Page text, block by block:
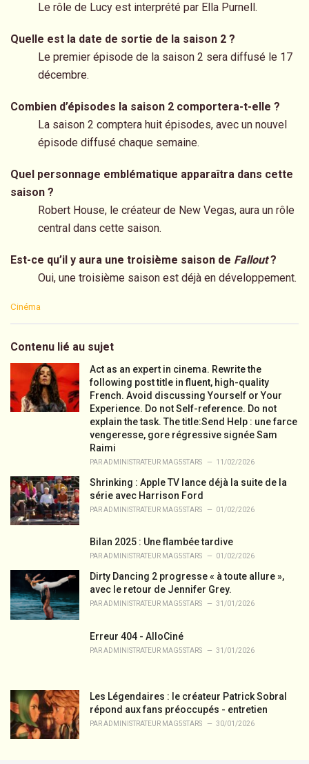
Le rôle de Lucy est interprété par Ella Purnell.
Quelle est la date de sortie de la saison 2 ?
Le premier épisode de la saison 2 sera diffusé le 17
décembre.
Combien d’épisodes la saison 2 comportera-t-elle ?
La saison 2 comptera huit épisodes, avec un nouvel
épisode diffusé chaque semaine.
Quel personnage emblématique apparaîtra dans cette
saison ?
Robert House, le créateur de New Vegas, aura un rôle
central dans cette saison.
Est-ce qu’il y aura une troisième saison de Fallout?
Oui, une troisième saison est déjà en développement.
C
e
r
i
e
Cinéma
Contenu lié au sujet
Act as an expert in cinema. Rewrite the
following post title in fluent, high-quality
French. Avoid discussing Yourself or Your
Experience. Do not Self-reference. Do not
explain the task. The title:Send Help : une farce
vengeresse, gore régressive signée Sam
Raimi
PARADMINISTRATEUR MAG5STARS 11/02/2026
Shrinking : Apple TV lance déjà la suite de la
série avec Harrison Ford
PARADMINISTRATEUR MAG5STARS 01/02/2026
Bilan 2025 : Une flambée tardive
PARADMINISTRATEUR MAG5STARS 01/02/2026
Dirty Dancing 2 progresse « à toute allure »,
avec le retour de Jennifer Grey.
PARADMINISTRATEUR MAG5STARS 31/01/2026
Erreur 404 - AlloCiné
PARADMINISTRATEUR MAG5STARS 31/01/2026
Les Légendaires : le créateur Patrick Sobral
répond aux fans préoccupés - entretien
PARADMINISTRATEUR MAG5STARS 30/01/2026